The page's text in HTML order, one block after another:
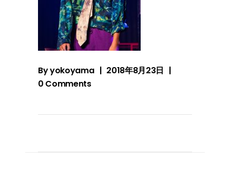
Byyokoyama
2018年8月23日
0 Comments